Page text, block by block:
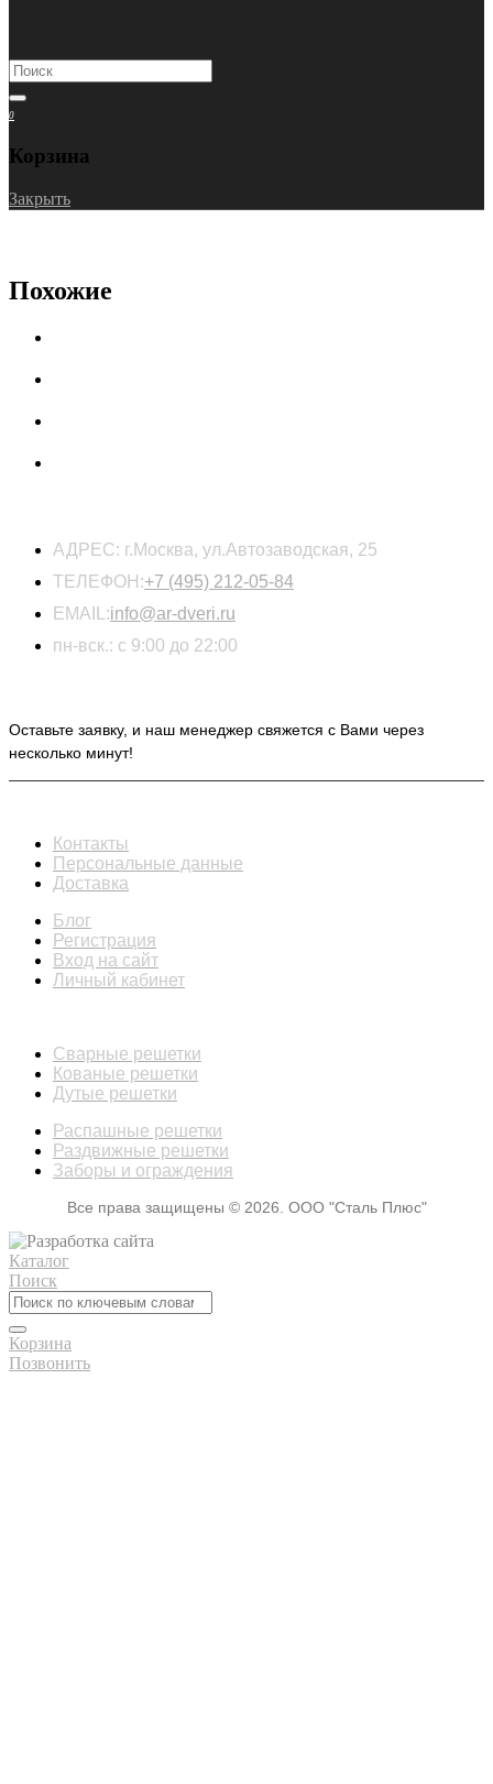
0
Корзина
Закрыть
Похожие
АДРЕС: г.Москва, ул.Автозаводская, 25
ТЕЛЕФОН:+7 (495) 212-05-84
EMAIL:info@ar-dveri.ru
пн-вск.: с 9:00 до 22:00
Оставьте заявку, и наш менеджер свяжется с Вами через
несколько минут!
Контакты
Персональные данные
Доставка
Блог
Регистрация
Вход на сайт
Личный кабинет
Сварные решетки
Кованые решетки
Дутые решетки
Распашные решетки
Раздвижные решетки
Заборы и ограждения
Все права защищены © 2026. ООО "Сталь Плюс"
Каталог
Поиск
Корзина
Позвонить